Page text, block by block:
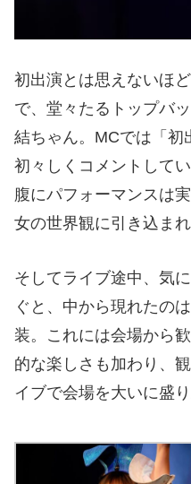
初出演とは思えないほ
で、堂々たるトップバ
結ちゃん。MCでは「初
初々しくコメントして
腹にパフォーマンスは
女の世界観に引き込まれ
そしてライブ途中、気
ぐと、中から現れたの
装。これには会場から
的な楽しさも加わり、
イブで会場を大いに盛